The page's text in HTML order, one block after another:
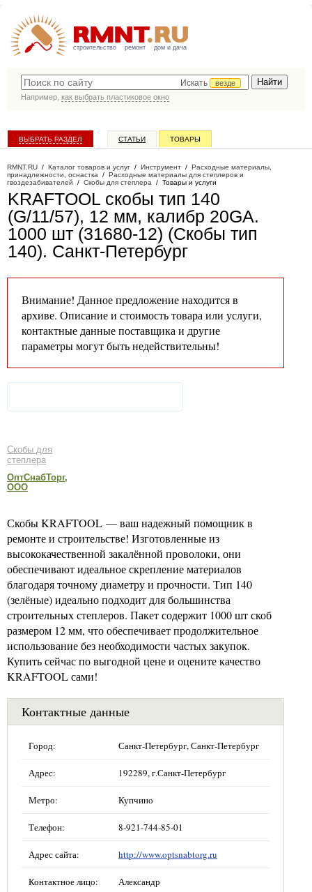
строительство ремонт дом и дача
Искать
везде
Например, как выбрать пластиковое окно
ВЫБРАТЬ РАЗДЕЛ СТАТЬИ ТОВАРЫ
RMNT.RU / Каталог товаров и услуг / Инструмент / Расходные материалы,
принадлежности, оснастка / Расходные материалы для степлеров и
гвоздезабивателей / Скобы для степлера / Товары и услуги
KRAFTOOL скобы тип 140
(G/11/57), 12 мм, калибр 20GA.
1000 шт (31680-12) (Скобы тип
140). Санкт-Петербург
Внимание! Данное предложение находится в
архиве. Описание и стоимость товара или услуги,
контактные данные поставщика и другие
параметры могут быть недействительны!
Скобы для
степлера
ОптСнабТорг,
ООО
Скобы KRAFTOOL — ваш надежный помощник в
ремонте и строительстве! Изготовленные из
высококачественной закалённой проволоки, они
обеспечивают идеальное скрепление материалов
благодаря точному диаметру и прочности. Тип 140
(зелёные) идеально подходит для большинства
строительных степлеров. Пакет содержит 1000 шт скоб
размером 12 мм, что обеспечивает продолжительное
использование без необходимости частых закупок.
Купить сейчас по выгодной цене и оцените качество
KRAFTOOL сами!
Контактные данные
Город: Санкт-Петербург, Санкт-Петербург
Адрес: 192289, г.Санкт-Петербург
Метро: Купчино
Телефон: 8-921-744-85-01
Адрес сайта: http://www.optsnabtorg.ru
Контактное лицо: Александр